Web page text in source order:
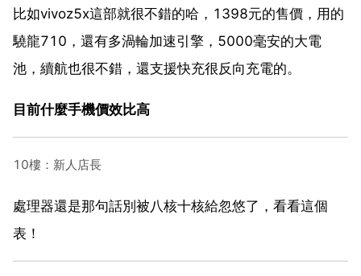
比如vivoz5x這部就很不錯的哈，1398元的售價，用的
驍龍710，還有多渦輪加速引擎，5000毫安的大電
池，續航也很不錯，還支援快充很反向充電的。
目前什麼手機價效比高
10樓：新人店長
處理器還是那句話別被八核十核給忽悠了，看看這個
表！